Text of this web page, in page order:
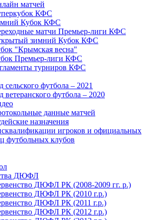
матчей
КФС
Кубок КФС
матчи Премьер-лиги КФС
зимний Кубок КФС
"Крымская весна"
Премьер-лиги КФС
турниров КФС
сельского футбола – 2021
ветеранского футбола – 2020
данные матчей
назначения
игроков и официальных
футбольных клубов
ДЮФЛ
ДЮФЛ РК (2008-2009 гг. р.)
ДЮФЛ РК (2010 г.р.)
ДЮФЛ РК (2011 г.р.)
ДЮФЛ РК (2012 г.р.)